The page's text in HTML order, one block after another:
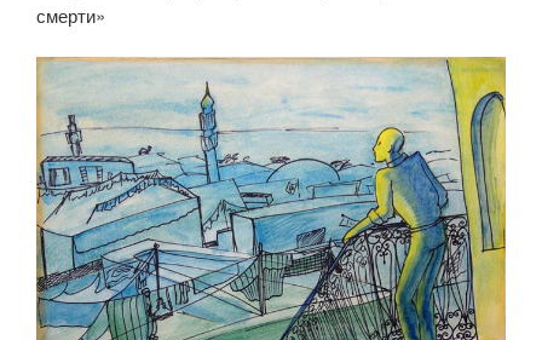
смерти»